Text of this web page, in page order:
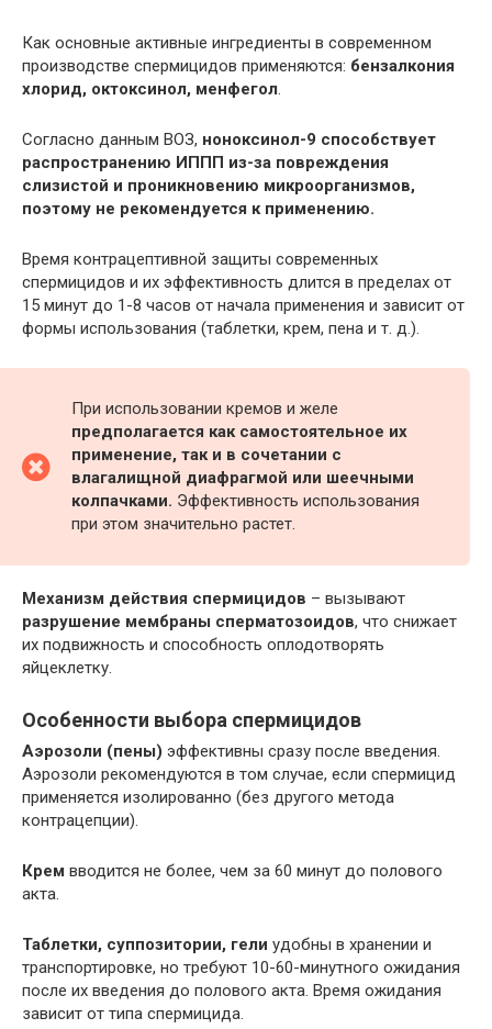
Как основные активные ингредиенты в современном
производстве спермицидов применяются: бензалкония
хлорид, октоксинол, менфегол.
Согласно данным ВОЗ, ноноксинол-9 способствует
распространению ИППП из-за повреждения
слизистой и проникновению микроорганизмов,
поэтому не рекомендуется к применению.
Время контрацептивной защиты современных
спермицидов и их эффективность длится в пределах от
15 минут до 1-8 часов от начала применения и зависит от
формы использования (таблетки, крем, пена и т. д.).
При использовании кремов и желе
предполагается как самостоятельное их
применение, так и в сочетании с
влагалищной диафрагмой или шеечными
колпачками. Эффективность использования
при этом значительно растет.
Механизм действия спермицидов – вызывают
разрушение мембраны сперматозоидов, что снижает
их подвижность и способность оплодотворять
яйцеклетку.
Особенности выбора спермицидов
Аэрозоли (пены) эффективны сразу после введения.
Аэрозоли рекомендуются в том случае, если спермицид
применяется изолированно (без другого метода
контрацепции).
Крем вводится не более, чем за 60 минут до полового
акта.
Таблетки, суппозитории, гели удобны в хранении и
транспортировке, но требуют 10-60-минутного ожидания
после их введения до полового акта. Время ожидания
зависит от типа спермицида.